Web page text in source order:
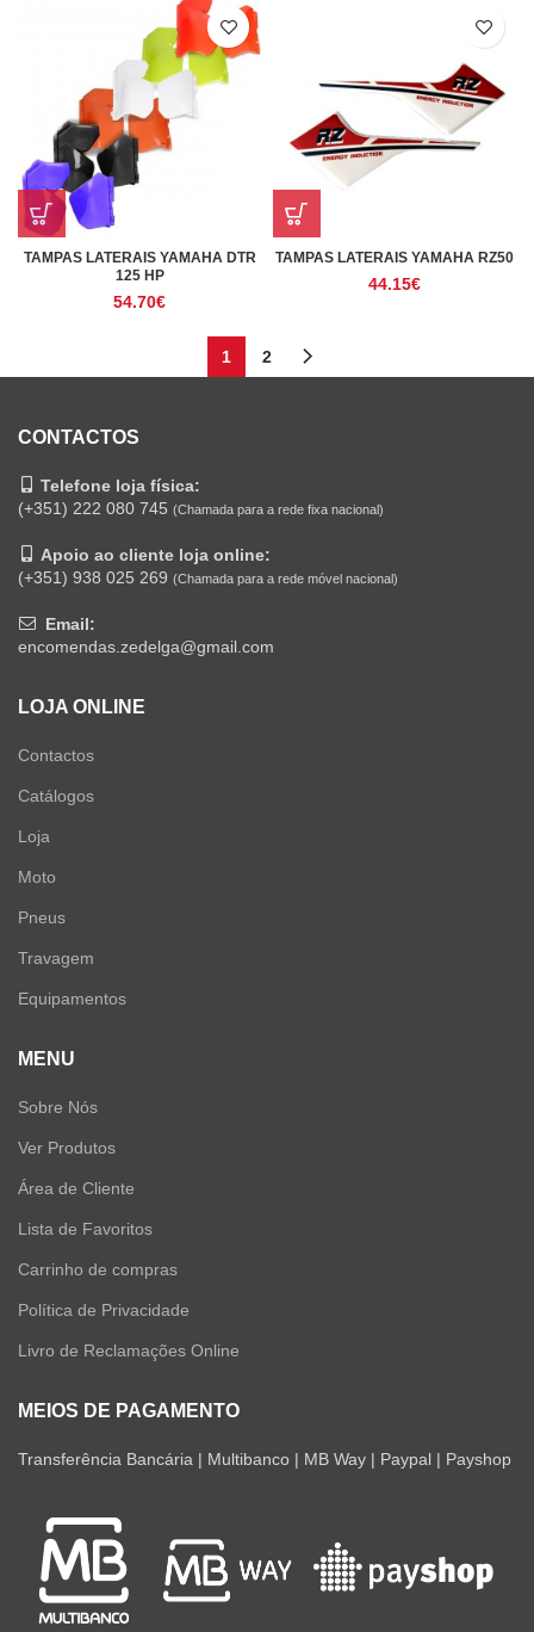
TAMPAS LATERAIS YAMAHA DTR
125 HP
54.70€
TAMPAS LATERAIS YAMAHA RZ50
44.15€
1 2
CONTACTOS
Telefone loja física:
(+351) 222 080 745 (Chamada para a rede fixa nacional)
Apoio ao cliente loja online:
(+351) 938 025 269 (Chamada para a rede móvel nacional)
Email:
encomendas.zedelga@gmail.com
LOJA ONLINE
Contactos
Catálogos
Loja
Moto
Pneus
Travagem
Equipamentos
MENU
Sobre Nós
Ver Produtos
Área de Cliente
Lista de Favoritos
Carrinho de compras
Política de Privacidade
Livro de Reclamações Online
MEIOS DE PAGAMENTO
Transferência Bancária | Multibanco | MB Way | Paypal | Payshop